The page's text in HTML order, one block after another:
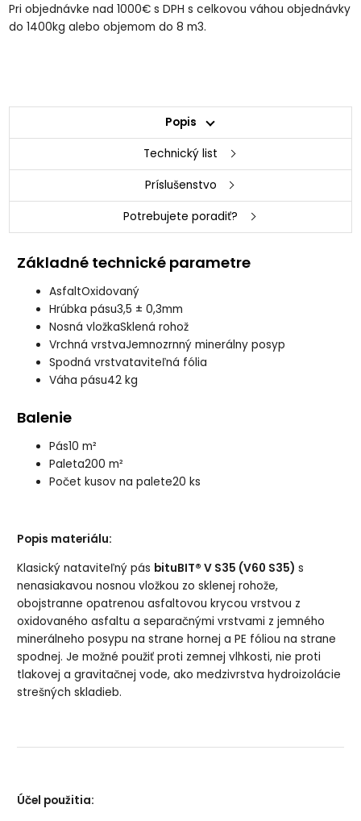
Pri objednávke nad 1000€ s DPH s celkovou váhou objednávky
do 1400kg alebo objemom do 8 m3.
Popis
Technický list
Príslušenstvo
Potrebujete poradiť?
Základné technické parametre
AsfaltOxidovaný
Hrúbka pásu3,5 ± 0,3mm
Nosná vložkaSklená rohož
Vrchná vrstvaJemnozrnný minerálny posyp
Spodná vrstvataviteľná fólia
Váha pásu42 kg
Balenie
Pás10 m²
Paleta200 m²
Počet kusov na palete20 ks
Popis materiálu:
Klasický nataviteľný pás bituBIT® V S35 (V60 S35) s
nenasiakavou nosnou vložkou zo sklenej rohože,
obojstranne opatrenou asfaltovou krycou vrstvou z
oxidovaného asfaltu a separačnými vrstvami z jemného
minerálneho posypu na strane hornej a PE fóliou na strane
spodnej. Je možné použiť proti zemnej vlhkosti, nie proti
tlakovej a gravitačnej vode, ako medzivrstva hydroizolácie
strešných skladieb.
Účel použitia: